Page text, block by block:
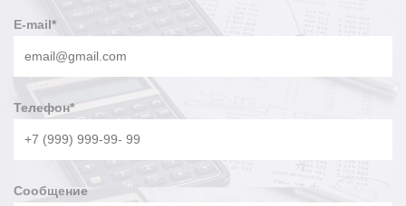
E-mail*
Телефон*
Сообщение